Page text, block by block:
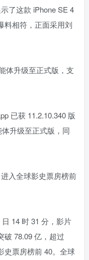
了这款 iPhone SE 4
料相符，正面采用刘
体升级至正式版，支
已获 11.2.10.340 版
升级至正式版，同
入全球影史票房榜前
14 时 31 分，影片
破 78.09 亿，超过
史票房榜前 40。全球